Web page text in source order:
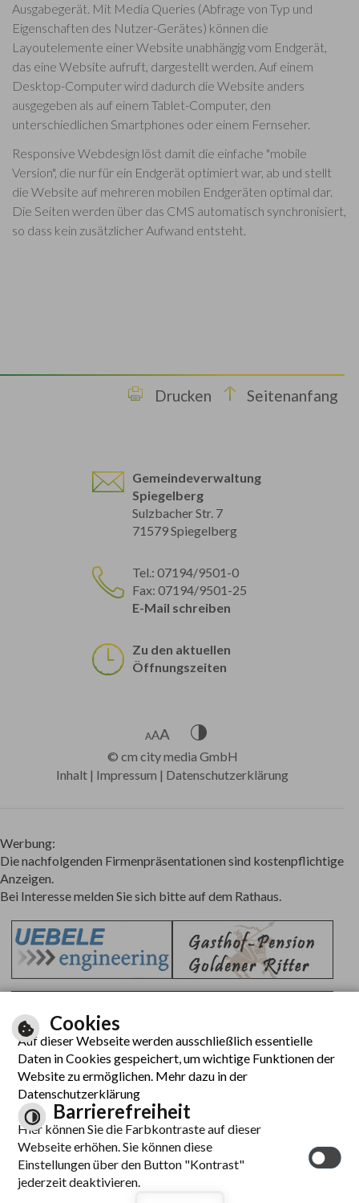
Ausgabegerät. Mit Media Queries (Abfrage von Typ und
Eigenschaften des Nutzer-Gerätes) können die
Layoutelemente einer Website unabhängig vom Endgerät,
das eine Website aufruft, dargestellt werden. Auf einem
Desktop-Computer wird dadurch die Website anders
ausgegeben als auf einem Tablet-Computer, den
unterschiedlichen Smartphones oder einem Fernseher.
Responsive Webdesign löst damit die einfache "mobile
Version", die nur für ein Endgerät optimiert war, ab und stellt
die Website auf mehreren mobilen Endgeräten optimal dar.
Die Seiten werden über das CMS automatisch synchronisiert,
so dass kein zusätzlicher Aufwand entsteht.
Drucken Seitenanfang
Gemeindeverwaltung
Spiegelberg
Sulzbacher Str. 7
71579 Spiegelberg
Tel.: 07194/9501-0
Fax: 07194/9501-25
E-Mail schreiben
Zu den aktuellen
Öffnungszeiten
© cm city media GmbH
Inhalt | Impressum | Datenschutzerklärung
Werbung:
Die nachfolgenden Firmenpräsentationen sind kostenpflichtige
Anzeigen.
Bei Interesse melden Sie sich bitte auf dem Rathaus.
Cookies
Auf dieser Webseite werden ausschließlich essentielle
Daten in Cookies gespeichert, um wichtige Funktionen der
Website zu ermöglichen. Mehr dazu in der
Datenschutzerklärung
Barrierefreiheit
Hier können Sie die Farbkontraste auf dieser
Webseite erhöhen. Sie können diese
Einstellungen über den Button "Kontrast"
jederzeit deaktivieren.